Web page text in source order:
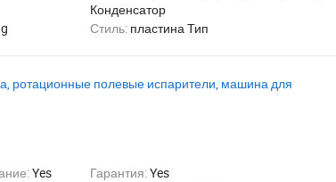
Конденсатор
Стиль: пластина Тип
ротационные полевые испарители, машина для
Yes Гарантия:Yes